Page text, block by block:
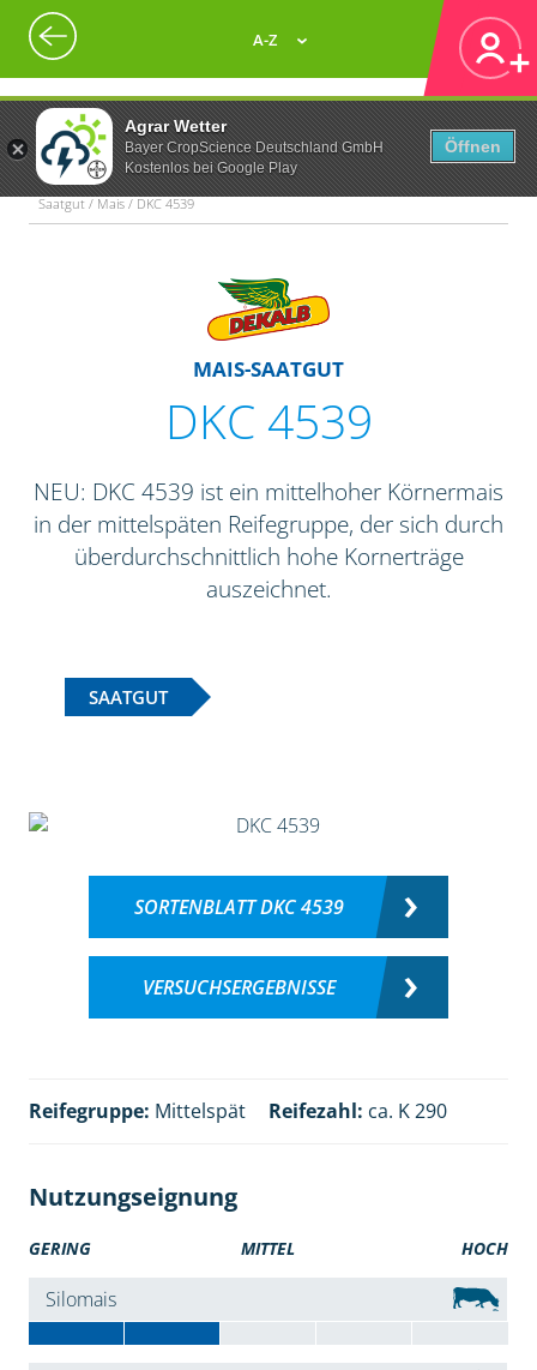
Agrar Wetter
Bayer CropScience Deutschland GmbH
Kostenlos bei Google Play
Öffnen
A-Z
Saatgut / Mais / DKC 4539
MAIS-SAATGUT
DKC 4539
NEU: DKC 4539 ist ein mittelhoher Körnermais
in der mittelspäten Reifegruppe, der sich durch
überdurchschnittlich hohe Kornerträge
auszeichnet.
SAATGUT
SORTENBLATT DKC 4539
VERSUCHSERGEBNISSE
Reifegruppe: Mittelspät Reifezahl: ca. K 290
Nutzungseignung
GERING MITTEL HOCH
Silomais